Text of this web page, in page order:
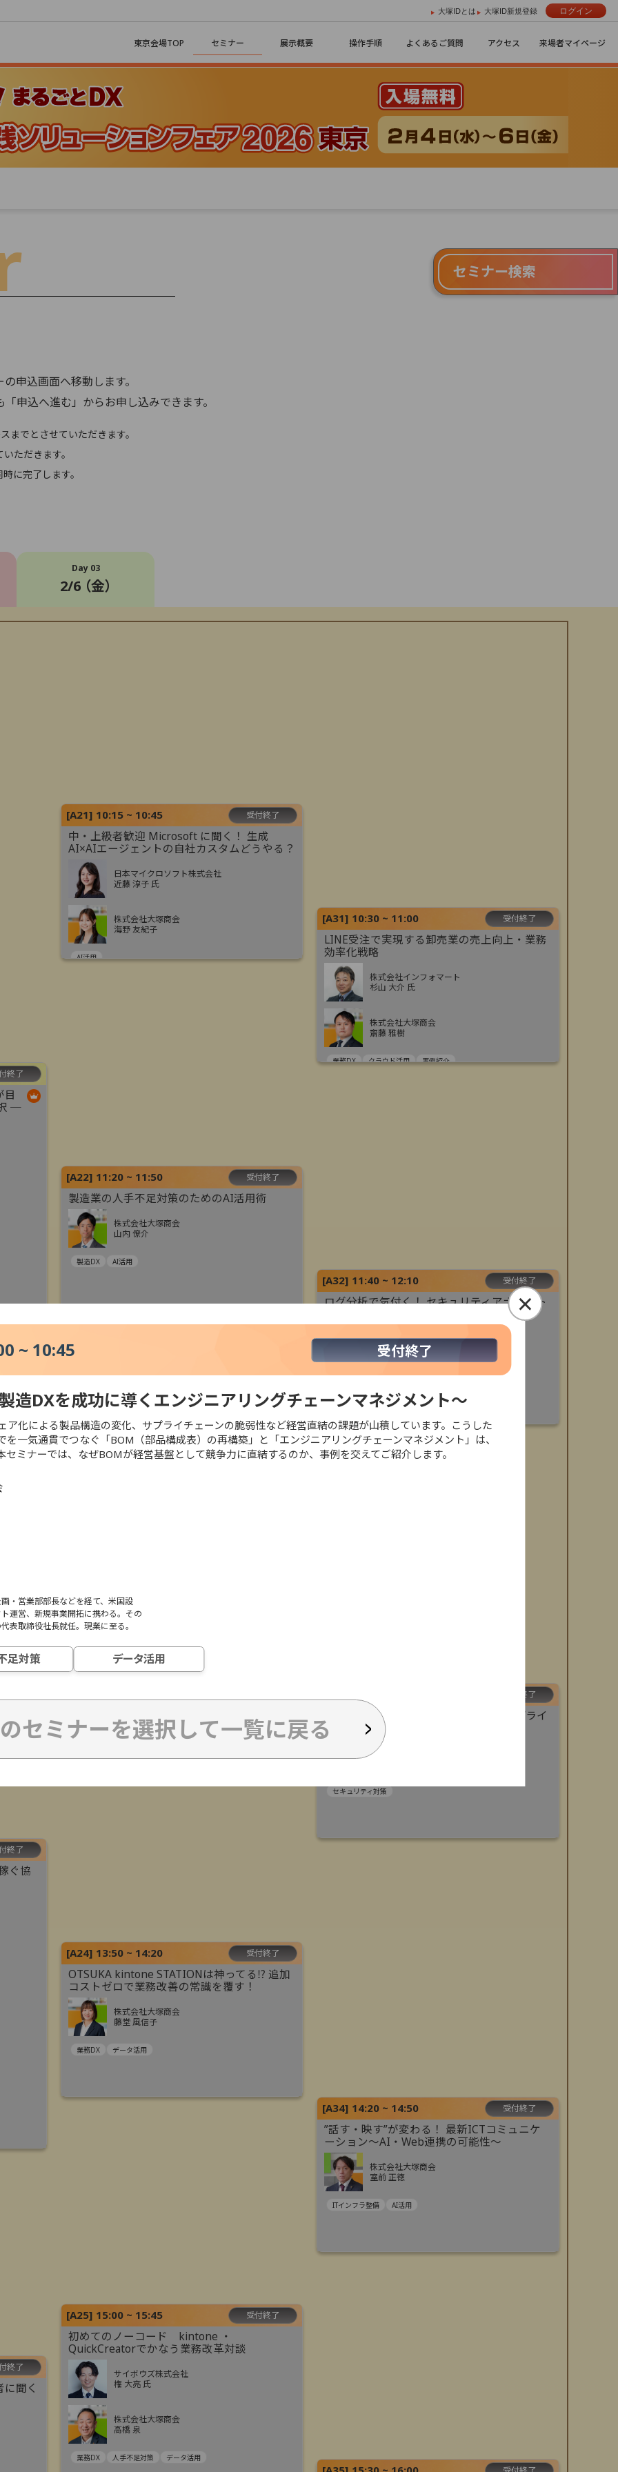
大塚IDとは 大塚ID新規登録 ログイン
東京会場TOP セミナー 展示概要 操作手順 よくあるご質問 アクセス 来場者マイページ
申込画面へ移動します。
申込へ進む」からお申し込みできます。
までとさせていただきます。
ただきます。
に完了します。
セミナー検索
Day 03
2/6 （金）
Day 03
2/6 （金）
[A21] 10:15 ~ 10:45 受付終了
中・上級者歓迎 Microsoft に聞く！ 生成
AI×AIエージェントの自社カスタムどうやる？
日本マイクロソフト株式会社
近藤 淳子 氏
株式会社大塚商会
海野 友紀子
AI活用
[A31] 10:30 ~ 11:00 受付終了
LINE受注で実現する卸売業の売上向上・業務
効率化戦略
株式会社インフォマート
杉山 大介 氏
株式会社大塚商会
齋藤 雅樹
業務DX クラウド活用 事例紹介
終了
─
[A22] 11:20 ~ 11:50 受付終了
製造業の人手不足対策のためのAI活用術
株式会社大塚商会
山内 僚介
製造DX AI活用
[A32] 11:40 ~ 12:10 受付終了
ログ分析で気付く！ セキュリティアナリスト
が語るウイルス感染時の検知と対応の実態
株式会社大塚商会
遠藤 一元
石井 茉里麻
セキュリティ対策
「最新パソコンがもったいない！」投資を無
駄にしないネットワーク見直しの5ステップ
株式会社大塚商会
五十嵐 雄輝
受付終了
もう準備は始めていますか？ 経産省サプライ
チェーン強化に向けた評価制度への対策
Ｓｋｙ株式会社
セキュリティ対策
終了
ぐ協
[A24] 13:50 ~ 14:20 受付終了
OTSUKA kintone STATIONは神ってる⁉ 追加
コストゼロで業務改善の常識を覆す！
株式会社大塚商会
藤堂 風信子
業務DX データ活用
[A34] 14:20 ~ 14:50 受付終了
”話す・映す”が変わる！ 最新ICTコミュニケ
ーション～AI・Web連携の可能性～
株式会社大塚商会
室前 正徳
ITインフラ整備 AI活用
[A25] 15:00 ~ 15:45 受付終了
初めてのノーコード kintone ・
QuickCreatorでかなう業務改革対談
サイボウズ株式会社
権 大亮 氏
株式会社大塚商会
高橋 泉
業務DX 人手不足対策 データ活用
終了
聞く
選択した項目をリセットする
~ 10:45 受付終了
造DXを成功に導くエンジニアリングチェーンマネジメント～
ア化による製品構造の変化、サプライチェーンの脆弱性など経営直結の課題が山積しています。こうした
一気通貫でつなぐ「BOM（部品構成表）の再構築」と「エンジニアリングチェーンマネジメント」は、
ミナーでは、なぜBOMが経営基盤として競争力に直結するのか、事例を交えてご紹介します。
・営業部部長などを経て、米国設
運営、新規事業開拓に携わる。その
表取締役社長就任。現業に至る。
足対策 データ活用
セミナーを選択して一覧に戻る
×